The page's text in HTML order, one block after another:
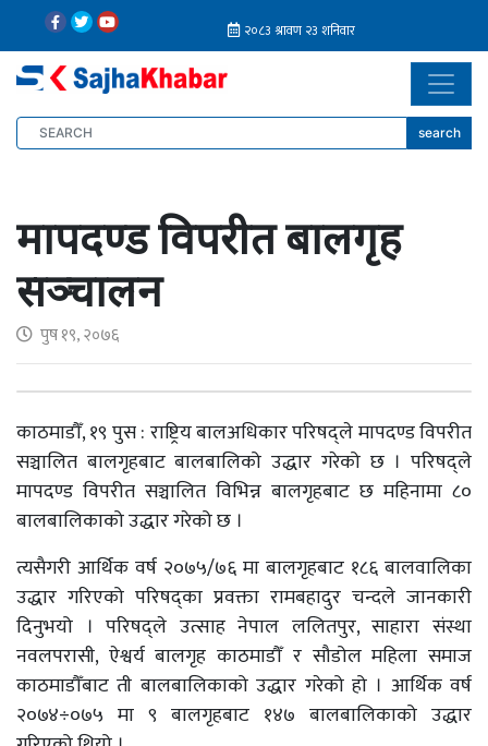
search
मापदण्ड विपरीत बालगृह
सञ्चालन
पुष १९, २०७६
काठमाडौँ, १९ पुस : राष्ट्रिय बालअधिकार परिषद्ले मापदण्ड विपरीत
सञ्चालित बालगृहबाट बालबालिको उद्धार गरेको छ । परिषद्ले
मापदण्ड विपरीत सञ्चालित विभिन्न बालगृहबाट छ महिनामा ८०
बालबालिकाको उद्धार गरेको छ ।
त्यसैगरी आर्थिक वर्ष २०७५/७६ मा बालगृहबाट १८६ बालवालिका
उद्धार गरिएको परिषद्का प्रवक्ता रामबहादुर चन्दले जानकारी
दिनुभयो । परिषद्ले उत्साह नेपाल ललितपुर, साहारा संस्था
नवलपरासी, ऐश्वर्य बालगृह काठमाडौँ र सौडोल महिला समाज
काठमाडौँबाट ती बालबालिकाको उद्धार गरेको हो । आर्थिक वर्ष
२०७४÷०७५ मा ९ बालगृहबाट १४७ बालबालिकाको उद्धार